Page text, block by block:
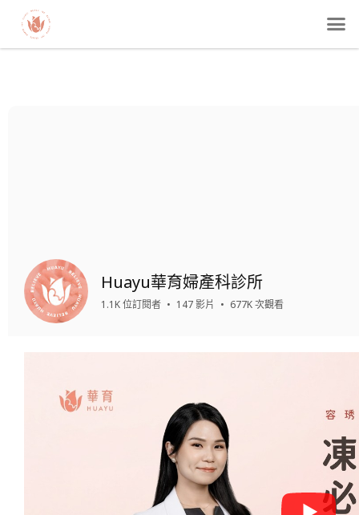
Huayu華育婦產科診所
1.1K 位訂閱者 • 147 影片 • 677K 次觀看